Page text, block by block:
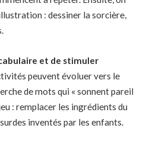
: dessiner la sorcière,
et de stimuler
peuvent évoluer vers le
de mots qui « sonnent pareil
: remplacer les ingrédients du
inventés par les enfants.